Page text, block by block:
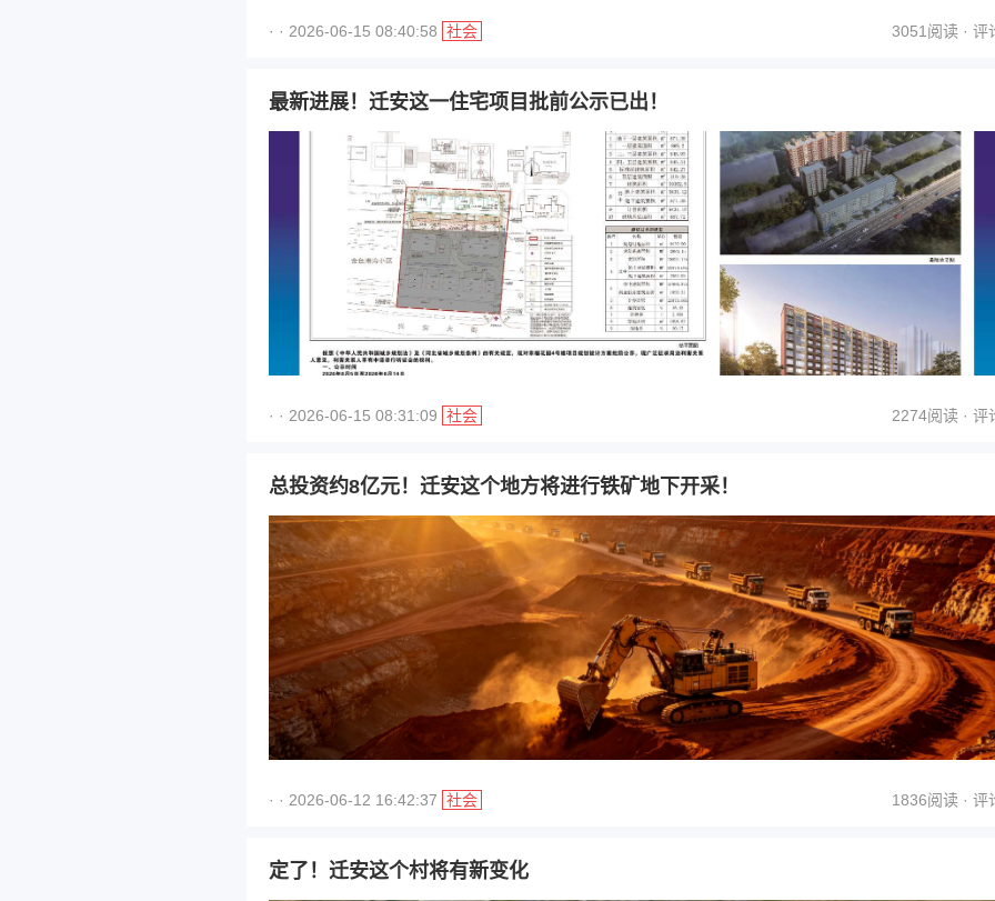
· · 2026-06-15 08:40:58 社会 3051阅读 · 评
最新进展！迁安这一住宅项目批前公示已出！
· · 2026-06-15 08:31:09 社会 2274阅读 · 评
总投资约8亿元！迁安这个地方将进行铁矿地下开采！
· · 2026-06-12 16:42:37 社会 1836阅读 · 评
定了！迁安这个村将有新变化